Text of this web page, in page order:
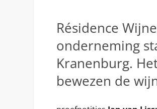
Résidence
onderneming
Kranenburg.
bewezen de